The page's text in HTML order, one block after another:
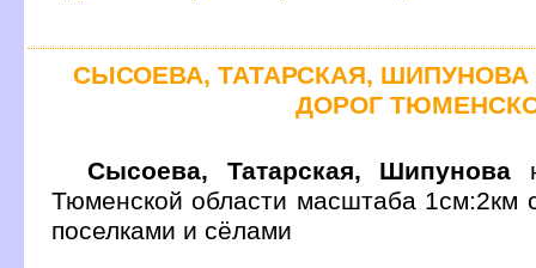
СЫСОЕВА, ТАТАРСКАЯ,
ДОРОГ
Сысоева, Татарская, Шипунова
Тюменской области масштаба 1см:2км
поселками и сёлами